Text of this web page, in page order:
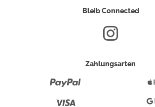
Bleib Connected
Zahlungsarten